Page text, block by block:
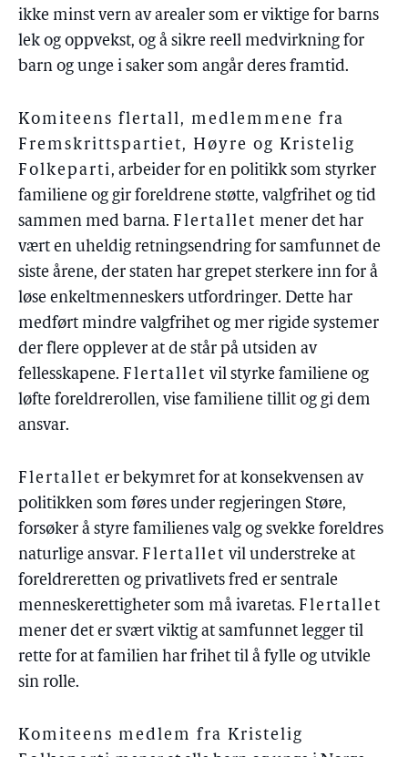
ikke minst vern av arealer som er viktige for barns
lek og oppvekst, og å sikre reell medvirkning for
barn og unge i saker som angår deres framtid.
Komiteens flertall, medlemmene fra
Fremskrittspartiet, Høyre og Kristelig
Folkeparti, arbeider for en politikk som styrker
familiene og gir foreldrene støtte, valgfrihet og tid
sammen med barna. Flertallet mener det har
vært en uheldig retningsendring for samfunnet de
siste årene, der staten har grepet sterkere inn for å
løse enkeltmenneskers utfordringer. Dette har
medført mindre valgfrihet og mer rigide systemer
der flere opplever at de står på utsiden av
fellesskapene. Flertallet vil styrke familiene og
løfte foreldrerollen, vise familiene tillit og gi dem
ansvar.
Flertallet er bekymret for at konsekvensen av
politikken som føres under regjeringen Støre,
forsøker å styre familienes valg og svekke foreldres
naturlige ansvar. Flertallet vil understreke at
foreldreretten og privatlivets fred er sentrale
menneskerettigheter som må ivaretas. Flertallet
mener det er svært viktig at samfunnet legger til
rette for at familien har frihet til å fylle og utvikle
sin rolle.
Komiteens medlem fra Kristelig